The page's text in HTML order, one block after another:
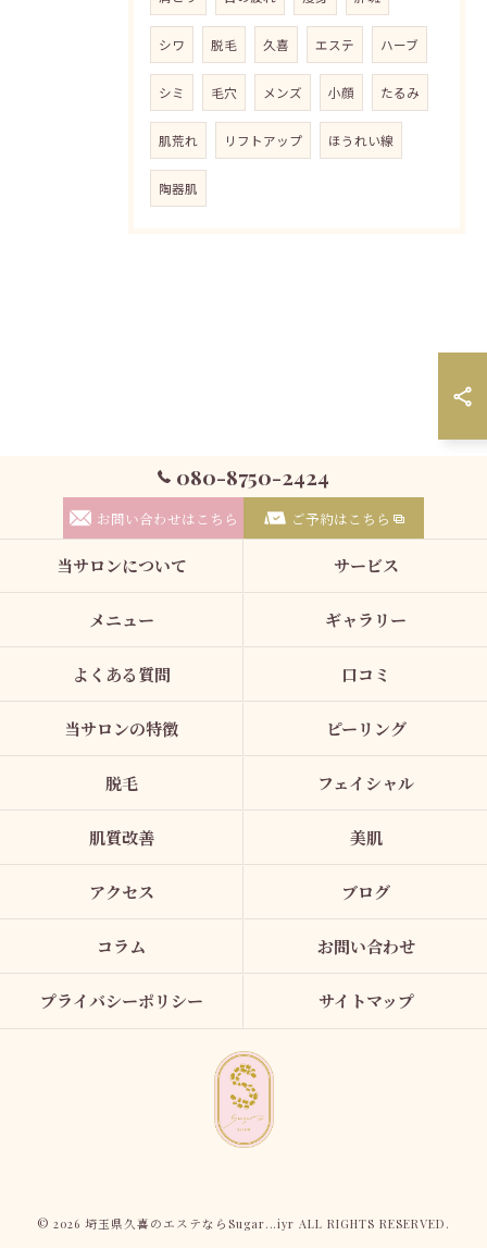
シワ 脱毛 久喜 エステ ハーブ
シミ 毛穴 メンズ 小顔 たるみ
肌荒れ リフトアップ ほうれい線
陶器肌
080-8750-2424
お問い合わせはこちら ご予約はこちら
当サロンについて サービス
メニュー ギャラリー
よくある質問 口コミ
当サロンの特徴 ピーリング
脱毛 フェイシャル
肌質改善 美肌
アクセス ブログ
コラム お問い合わせ
プライバシーポリシー サイトマップ
© 2026 埼玉県久喜のエステならSugar...iyr ALL RIGHTS RESERVED.